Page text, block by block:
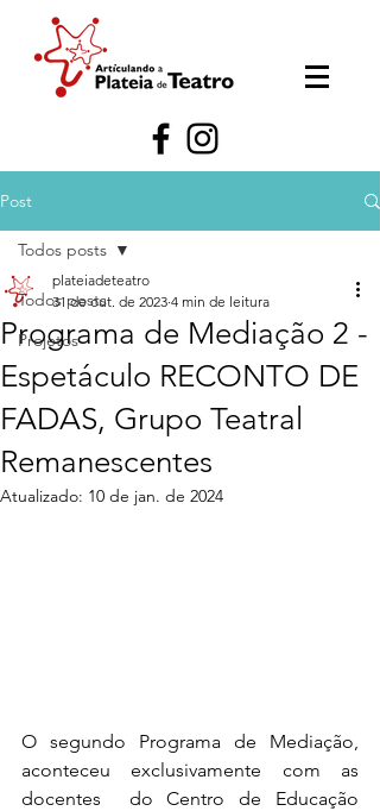
Post
Todos posts
Projetos
Todos posts
Programa de Mediação 2 -
Espetáculo RECONTO DE
FADAS, Grupo Teatral
Remanescentes
plateiadeteatro
31 de out. de 2023 4 min de leitura
Atualizado: 10 de jan. de 2024
O segundo Programa de Mediação,
aconteceu exclusivamente com as
docentes  do Centro de Educação